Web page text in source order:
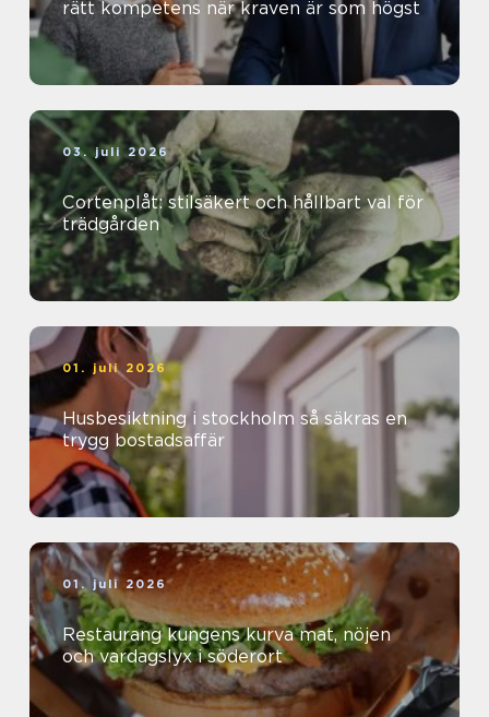
rätt kompetens när kraven är som högst
03. juli 2026
Cortenplåt: stilsäkert och hållbart val för
trädgården
01. juli 2026
Husbesiktning i stockholm så säkras en
trygg bostadsaffär
01. juli 2026
Restaurang kungens kurva mat, nöjen
och vardagslyx i söderort